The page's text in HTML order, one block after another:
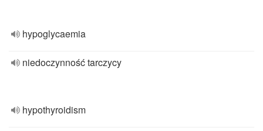
hypoglycaemia
niedoczynność tarczycy
hypothyroidism